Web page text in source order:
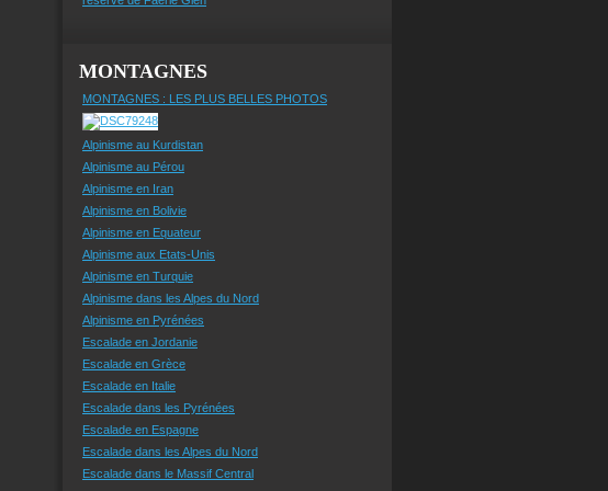
MONTAGNES
MONTAGNES : LES PLUS BELLES PHOTOS
Alpinisme au Kurdistan
Alpinisme au Pérou
Alpinisme en Iran
Alpinisme en Bolivie
Alpinisme en Equateur
Alpinisme aux Etats-Unis
Alpinisme en Turquie
Alpinisme dans les Alpes du Nord
Alpinisme en Pyrénées
Escalade en Jordanie
Escalade en Grèce
Escalade en Italie
Escalade dans les Pyrénées
Escalade en Espagne
Escalade dans les Alpes du Nord
Escalade dans le Massif Central